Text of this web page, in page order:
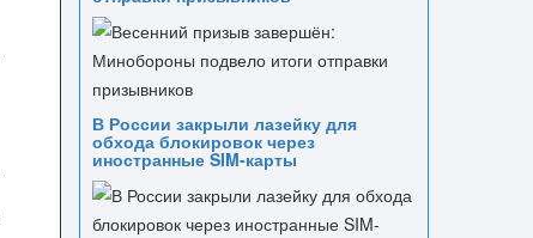
В России закрыли лазейку для
обхода блокировок через
иностранные SIM-карты